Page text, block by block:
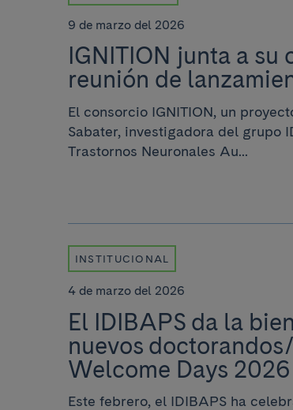
9 de marzo del 2026
IGNITION junta a su
reunión de
El consorcio IGNITION, un
Sabater, investigadora del grupo
Trastornos Neuronales Au...
INSTITUCIONAL
4 de marzo del 2026
El IDIBAPS da la
nuevos
Welcome Days 2026
Este febrero, el IDIBAPS ha